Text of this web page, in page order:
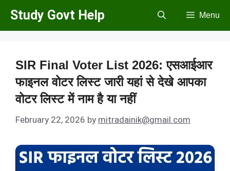
Skip
Study Govt Help Menu
SIR Final Voter List 2026: एसआईआर
फाइनल वोटर लिस्ट जारी यहां से देखे आपका
वोटर लिस्ट में नाम है या नहीं
February 22, 2026 by mitradainik@gmail.com